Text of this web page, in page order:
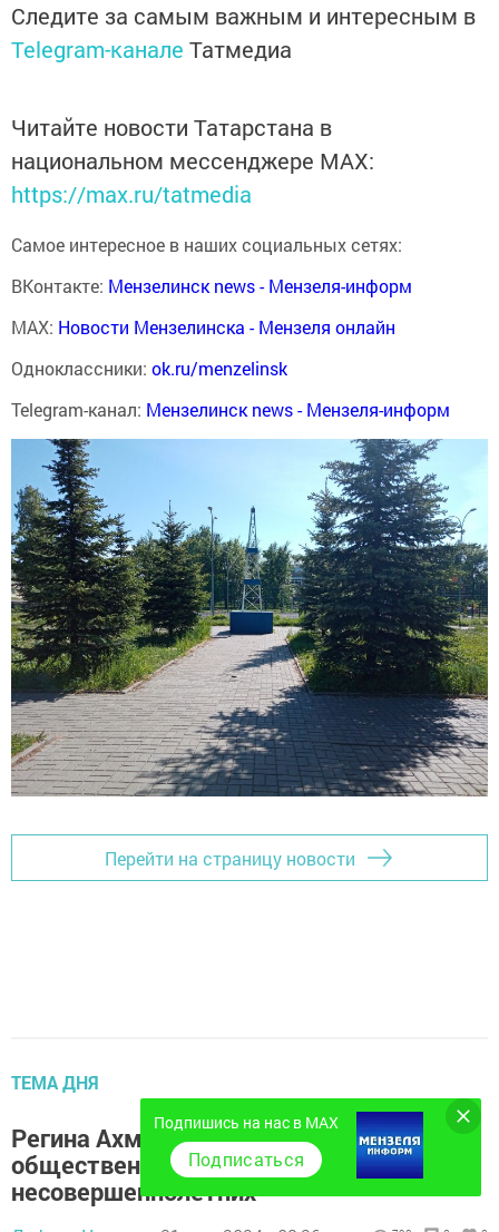
Следите за самым важным и интересным в
Telegram-канале Татмедиа
Читайте новости Татарстана в
национальном мессенджере MАХ:
https://max.ru/tatmedia
Самое интересное в наших социальных сетях:
ВКонтакте: Мензелинск news - Мензеля-информ
MAX: Новости Мензелинска - Мензеля онлайн
Одноклассники: ok.ru/menzelinsk
Telegram-канал: Мензелинск news - Мензеля-информ
Перейти на страницу новости
ТЕМА ДНЯ
Регина Ахмадиева — лучший
общественный воспитатель
несовершеннолетних
Подпишись на нас в MAX
Подписаться